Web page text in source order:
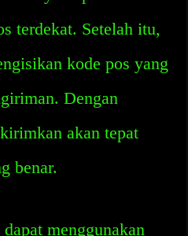
terdekat. Setelah itu,
kode pos yang
Dengan
akan tepat
benar.
menggunakan